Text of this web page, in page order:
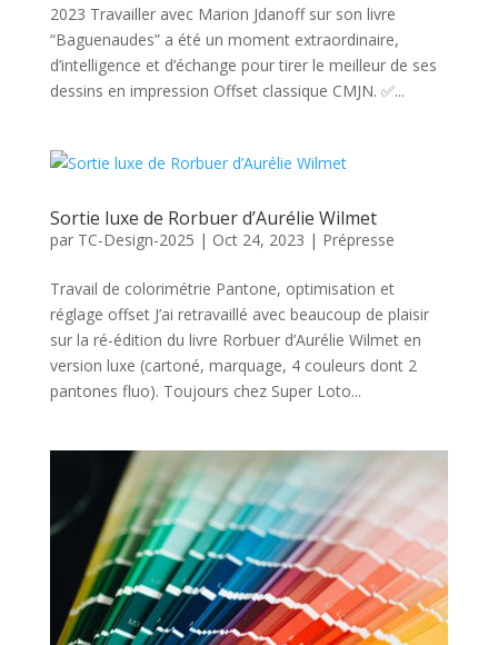
2023 Travailler avec Marion Jdanoff sur son livre
“Baguenaudes” a été un moment extraordinaire,
d’intelligence et d’échange pour tirer le meilleur de ses
dessins en impression Offset classique CMJN. ✅...
Sortie luxe de Rorbuer d’Aurélie Wilmet
par TC-Design-2025 | Oct 24, 2023 | Prépresse
Travail de colorimétrie Pantone, optimisation et
réglage offset J’ai retravaillé avec beaucoup de plaisir
sur la ré-édition du livre Rorbuer d’Aurélie Wilmet en
version luxe (cartoné, marquage, 4 couleurs dont 2
pantones fluo). Toujours chez Super Loto...